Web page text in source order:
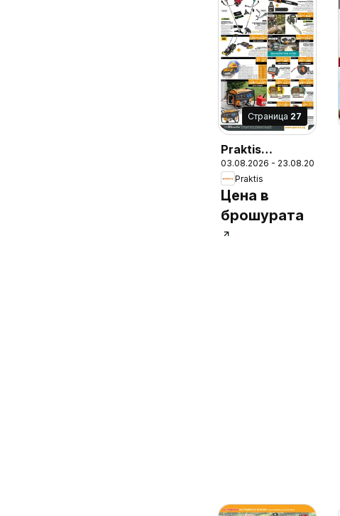
Cтраница 27
Praktis
брошура -
Неустоими
предложения
03.08.2026 - 23.08.2026
Praktis
Цена в
брошурата